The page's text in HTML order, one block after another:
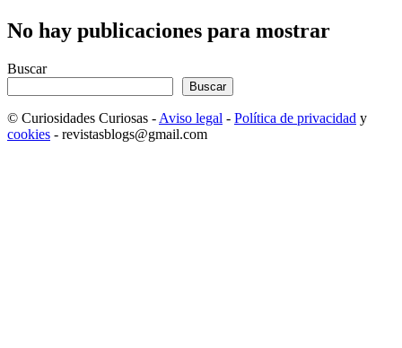
No hay publicaciones para mostrar
Buscar
Buscar
© Curiosidades Curiosas - Aviso legal - Política de privacidad y
cookies - revistasblogs@gmail.com